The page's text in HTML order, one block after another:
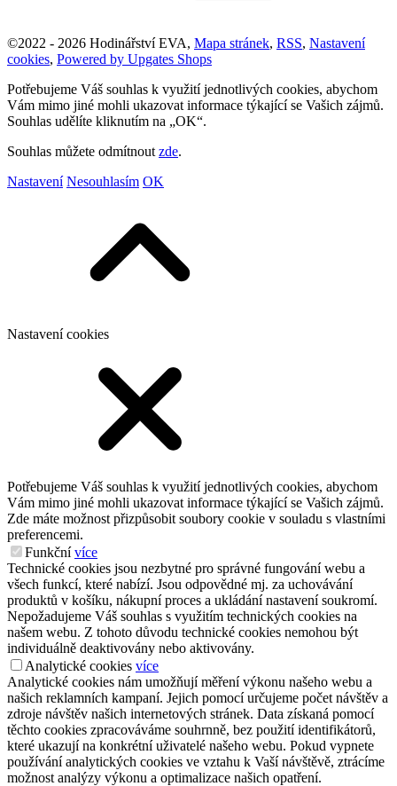
©2022 - 2026 Hodinářství EVA, Mapa stránek, RSS, Nastavení
cookies, Powered by Upgates Shops
Potřebujeme Váš souhlas k využití jednotlivých cookies, abychom
Vám mimo jiné mohli ukazovat informace týkající se Vašich zájmů.
Souhlas udělíte kliknutím na „OK“.
Souhlas můžete odmítnout zde.
Nastavení Nesouhlasím OK
Nastavení cookies
Potřebujeme Váš souhlas k využití jednotlivých cookies, abychom
Vám mimo jiné mohli ukazovat informace týkající se Vašich zájmů.
Zde máte možnost přizpůsobit soubory cookie v souladu s vlastními
preferencemi.
Funkční více
Technické cookies jsou nezbytné pro správné fungování webu a
všech funkcí, které nabízí. Jsou odpovědné mj. za uchovávání
produktů v košíku, nákupní proces a ukládání nastavení soukromí.
Nepožadujeme Váš souhlas s využitím technických cookies na
našem webu. Z tohoto důvodu technické cookies nemohou být
individuálně deaktivovány nebo aktivovány.
Analytické cookies více
Analytické cookies nám umožňují měření výkonu našeho webu a
našich reklamních kampaní. Jejich pomocí určujeme počet návštěv a
zdroje návštěv našich internetových stránek. Data získaná pomocí
těchto cookies zpracováváme souhrnně, bez použití identifikátorů,
které ukazují na konkrétní uživatelé našeho webu. Pokud vypnete
používání analytických cookies ve vztahu k Vaší návštěvě, ztrácíme
možnost analýzy výkonu a optimalizace našich opatření.